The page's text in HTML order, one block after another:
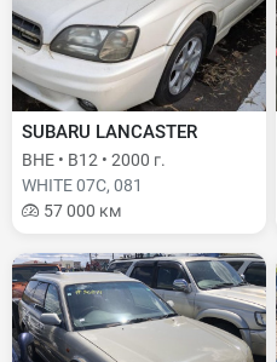
SUBARU LANCASTER
BHE • B12 • 2000 г.
WHITE 07C, 081
57 000 км